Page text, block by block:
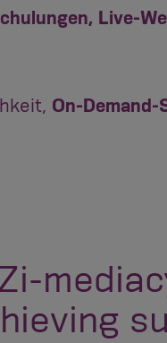
Live-
On-Demand-